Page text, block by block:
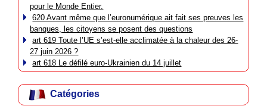
pour le Monde Entier.
620 Avant même que l’euronumérique ait fait ses preuves les
banques, les citoyens se posent des questions
art 619 Toute l’UE s’est-elle acclimatée à la chaleur des 26-
27 juin 2026 ?
art 618 Le défilé euro-Ukrainien du 14 juillet
Catégories